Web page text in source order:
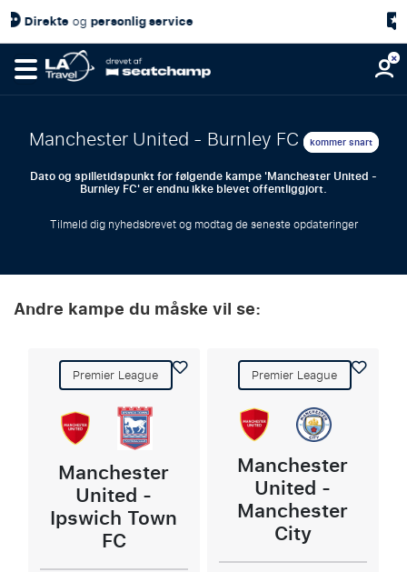
service
Manchester United - Burnley FC kommer snart
Dato og spilletidspunkt for følgende kampe 'Manchester United -
Burnley FC' er endnu ikke blevet offentliggjort.
Tilmeld dig nyhedsbrevet og modtag de seneste opdateringer
Andre kampe du måske vil se:
Premier League
Manchester
United -
Ipswich Town
FC
Premier League
Manchester
United -
Manchester
City